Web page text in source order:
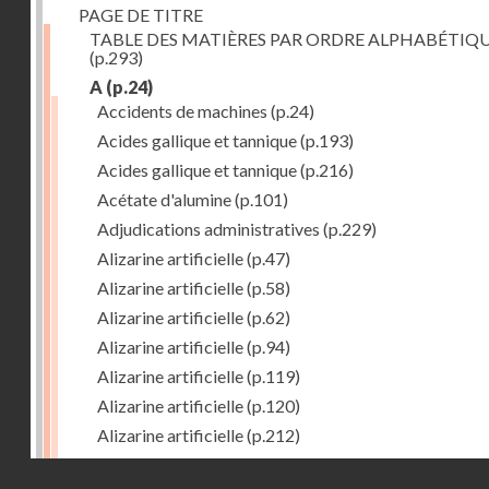
PAGE DE TITRE
TABLE DES MATIÈRES PAR ORDRE
(p.293)
A (p.24)
Accidents de machines (p.24)
Acides gallique et tannique(p.193)
Acides gallique et tannique(p.216)
Acétate d'alumine(p.101)
Adjudications administratives (p.229)
Alizarine artificielle(p.47)
Alizarine artificielle(p.58)
Alizarine artificielle(p.62)
Alizarine artificielle(p.94)
Alizarine artificielle(p.119)
Alizarine artificielle(p.120)
Alizarine artificielle(p.212)
Alizarine artificielle(p.256)